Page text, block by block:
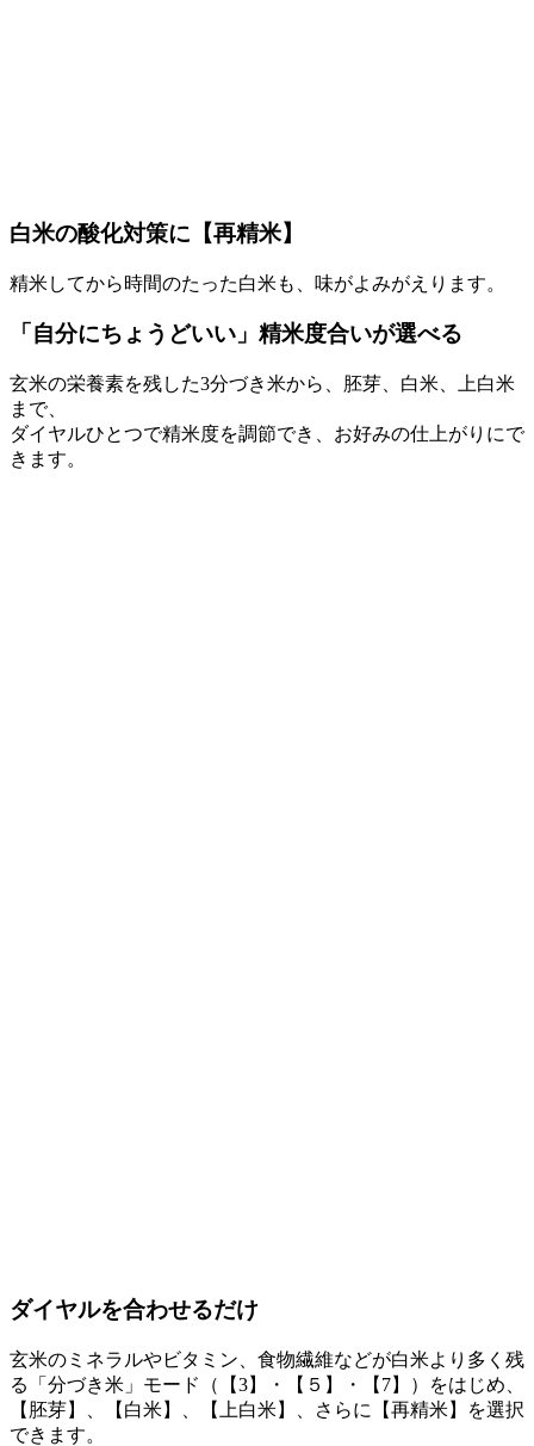
白米の酸化対策に【再精米】
精米してから時間のたった白米も、味がよみがえります。
「自分にちょうどいい」精米度合いが選べる
玄米の栄養素を残した3分づき米から、胚芽、白米、上白米
まで、
ダイヤルひとつで精米度を調節でき、お好みの仕上がりにで
きます。
ダイヤルを合わせるだけ
玄米のミネラルやビタミン、食物繊維などが白米より多く残
る「分づき米」モード（【3】・【５】・【7】）をはじめ、
【胚芽】、【白米】、【上白米】、さらに【再精米】を選択
できます。